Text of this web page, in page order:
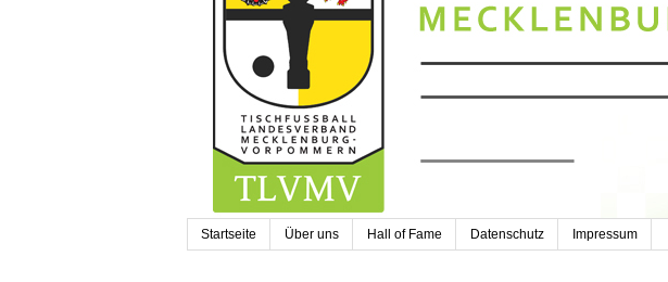
Startseite Über uns Hall of Fame Datenschutz Impressum